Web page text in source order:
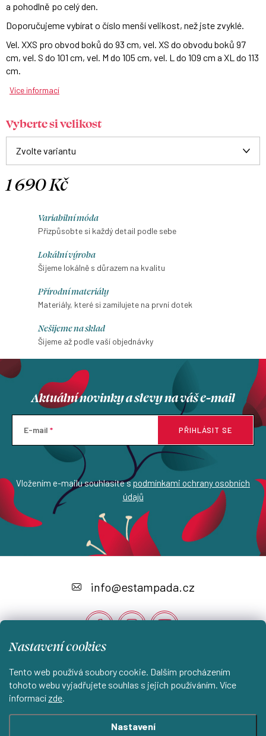
Nastavení cookies
Tento web používá soubory cookie. Dalším procházením
tohoto webu vyjadřujete souhlas s jejich používáním. Více
informací zde.
Nastavení
a pohodlně po celý den.
Doporučujeme vybírat o číslo menší velikost, než jste zvyklé.
Vel. XXS pro obvod boků do 93 cm, vel. XS do obvodu boků 97
cm, vel. S do 101 cm, vel. M do 105 cm, vel. L do 109 cm a XL do 113
cm.
Více informací
Vyberte si velikost
1 690 Kč
Variabilní móda
Přizpůsobte si každý detail podle sebe
Lokální výroba
Šijeme lokálně s důrazem na kvalitu
Přírodní materiály
Materiály, které si zamilujete na první dotek
Nešijeme na sklad
Šijeme až podle vaší objednávky
Aktuální novinky a slevy na váš e-mail
E-mail
Vložením e-mailu souhlasíte spodmínkami ochrany osobních
údajů
PŘIHLÁSIT SE
a
Instagram
info@estampada.cz
Shoptet.cz KantorStudio.cz